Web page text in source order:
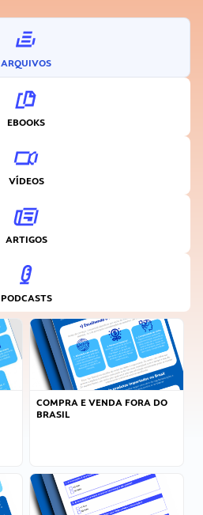
ARQUIVOS
EBOOKS
VÍDEOS
ARTIGOS
PODCASTS
COMPRA E VENDA FORA DO
BRASIL